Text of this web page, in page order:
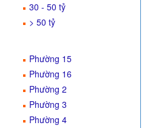
30 - 50 tỷ
> 50 tỷ
Phường 15
Phường 16
Phường 2
Phường 3
Phường 4